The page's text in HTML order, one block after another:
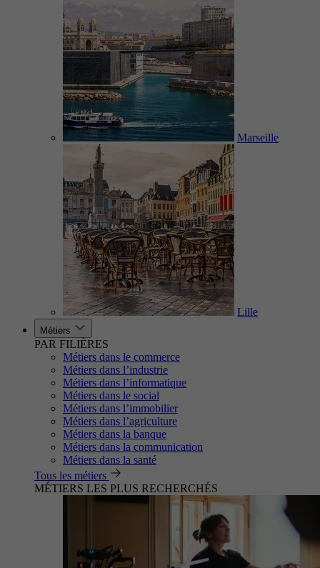
Marseille
Lille
Métiers
PAR FILIÈRES
Métiers dans le commerce
Métiers dans l’industrie
Métiers dans l’informatique
Métiers dans le social
Métiers dans l’immobilier
Métiers dans l’agriculture
Métiers dans la banque
Métiers dans la communication
Métiers dans la santé
Tous les métiers
MÉTIERS LES PLUS RECHERCHÉS